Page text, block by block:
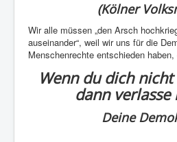
(Kölner
Wir alle müssen „den Arsch
auseinander“, weil wir uns für die
Menschenrechte entschieden
Wenn du dich
dann verlasse
Deine